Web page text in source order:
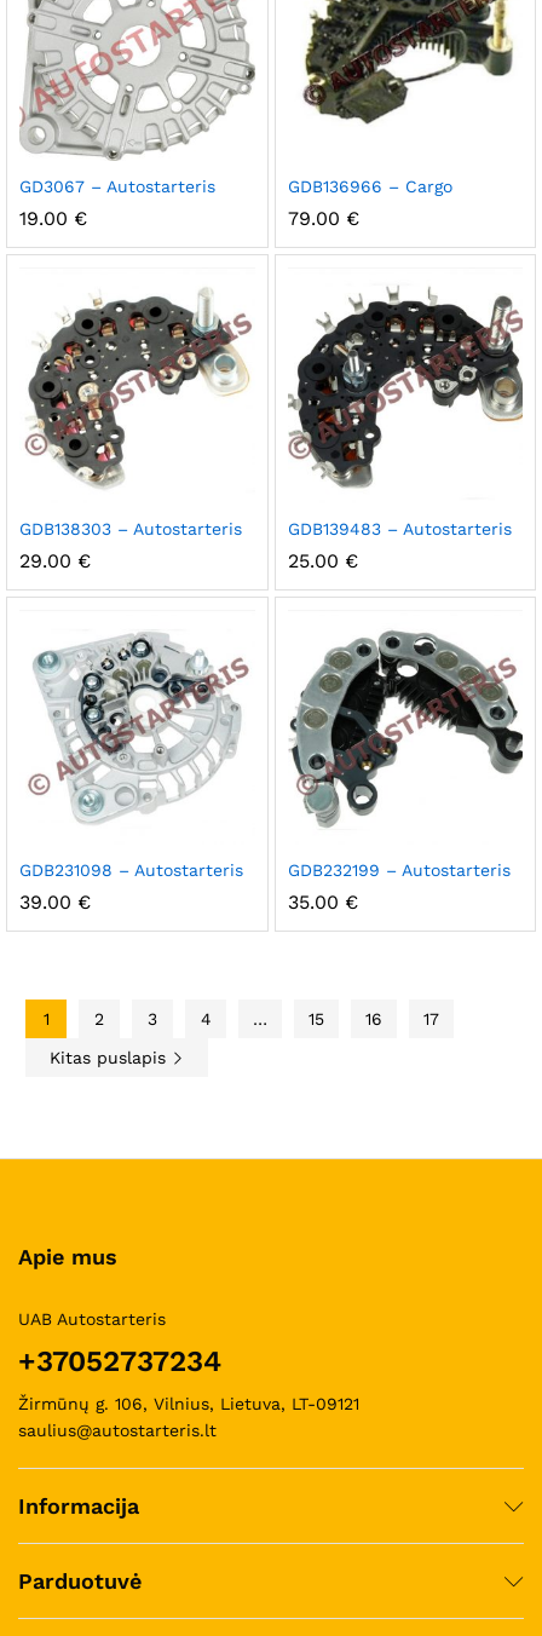
GD3067 – Autostarteris
19.00 €
GDB136966 – Cargo
79.00 €
GDB138303 – Autostarteris
29.00 €
GDB139483 – Autostarteris
25.00 €
GDB231098 – Autostarteris
39.00 €
GDB232199 – Autostarteris
35.00 €
1 2 3 4 … 15 16
17
Kitas puslapis
Apie mus
UAB Autostarteris
+37052737234
Žirmūnų g. 106, Vilnius, Lietuva, LT-09121
saulius@autostarteris.lt
Informacija
Parduotuvė